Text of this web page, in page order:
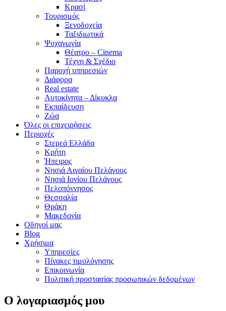
Κρασί
Τουρισμός
Ξενοδοχεία
Ταξιδιωτικά
Ψυχαγωγία
Θέατρο – Cinema
Τέχνη & Σχέδιο
Παροχή υπηρεσιών
Διάφορα
Real estate
Αυτοκίνητα – Δίκυκλα
Εκπαίδευση
Ζώα
Όλες οι επιχειρήσεις
Περιοχές
Στερεά Ελλάδα
Κρήτη
Ήπειρος
Νησιά Αιγαίου Πελάγους
Νησιά Ιονίου Πελάγους
Πελοπόννησος
Θεσσαλία
Θράκη
Μακεδονία
Οδηγοί μας
Blog
Χρήσιμα
Υπηρεσίες
Πίνακες τιμολόγησης
Επικοινωνία
Πολιτική προστασίας προσωπικών δεδομένων
Ο λογαριασμός μου